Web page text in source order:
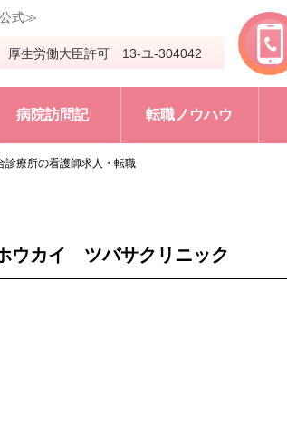
公式≫
厚生労働大臣許可 13-ユ-304042
病院訪問記 転職ノウハウ
診療所の看護師求人・転職
ウカイ ツバサクリニック